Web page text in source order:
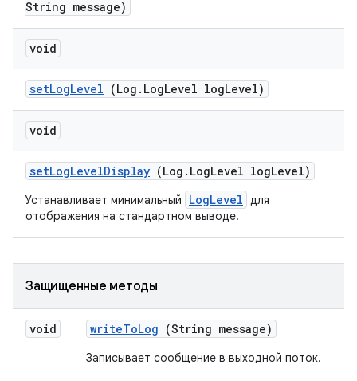
String message)
void
setLogLevel (Log . LogLevel logLevel)
void
setLogLevelDisplay (Log . LogLevel logLevel)
Устанавливает минимальный LogLevel для
отображения на стандартном выводе.
Защищенные методы
void writeToLog (String message)
Записывает сообщение в выходной поток.